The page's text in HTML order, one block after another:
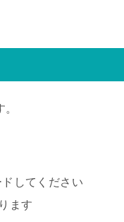
してください
ます